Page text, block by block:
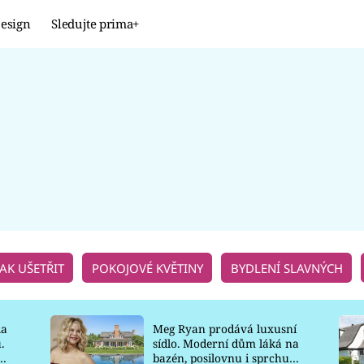
Sledujte prima+
UŠETŘIT POKOJOVÉ KVĚTINY BYDLENÍ SLAVNÝCH
Meg Ryan prodává luxusní
sídlo. Moderní dům láká na
bazén, posilovnu i sprchu